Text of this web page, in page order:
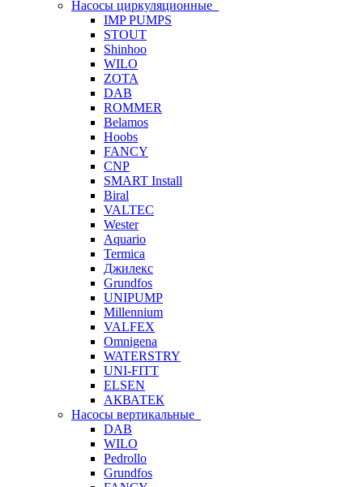
Насосы циркуляционные
IMP PUMPS
STOUT
Shinhoo
WILO
ZOTA
DAB
ROMMER
Belamos
Hoobs
FANCY
CNP
SMART Install
Biral
VALTEC
Wester
Aquario
Termica
Джилекс
Grundfos
UNIPUMP
Millennium
VALFEX
Omnigena
WATERSTRY
UNI-FITT
ELSEN
АКВАТЕК
Насосы вертикальные
DAB
WILO
Pedrollo
Grundfos